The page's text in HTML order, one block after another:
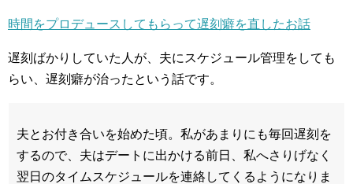
時間をプロデュースしてもらって遅刻癖を直したお話
遅刻ばかりしていた人が、夫にスケジュール管理をしても
らい、遅刻癖が治ったという話です。
夫とお付き合いを始めた頃。私があまりにも毎回遅刻を
するので、夫はデートに出かける前日、私へさりげなく
翌日のタイムスケジュールを連絡してくるようになりま